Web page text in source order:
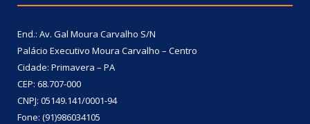
End.: Av. Gal Moura Carvalho S/N
Palácio Executivo Moura Carvalho – Centro
Cidade: Primavera – PA
CEP: 68.707-000
CNPJ: 05149.141/0001-94
Fone: (91)986034105